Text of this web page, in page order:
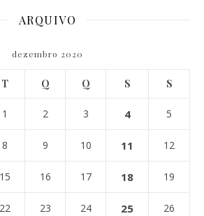
ARQUIVO
dezembro 2020
T Q Q S S
1 2 3 4 5
8 9 10 11 12
15 16 17 18 19
22 23 24 25 26